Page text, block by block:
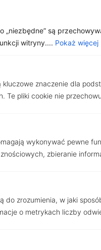
„niezbędne” są
witryny.... Pokaż więcej
kluczowe znaczenie dla
Te pliki cookie nie
wykonywać pewne
zbieranie
do zrozumienia, w jaki
o metrykach liczby
Poznań/
przestronny
Cena za
264.00m / 5 pokoi